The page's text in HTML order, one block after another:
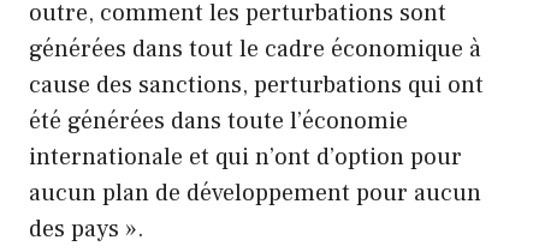
outre, comment les perturbations sont
générées dans tout le cadre économique à
cause des sanctions, perturbations qui ont
été générées dans toute l’économie
internationale et qui n’ont d’option pour
aucun plan de développement pour aucun
des pays ».